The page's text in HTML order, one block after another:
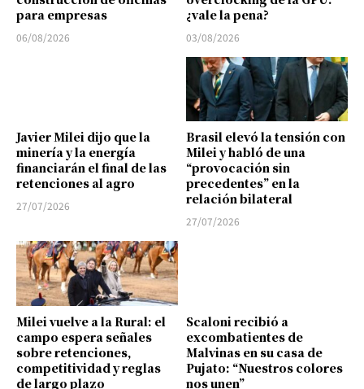
para empresas
06/08/2026
¿vale la pena?
03/08/2026
Javier Milei dijo que la
minería y la energía
financiarán el final de las
retenciones al agro
27/07/2026
Brasil elevó la tensión con
Milei y habló de una
“provocación sin
precedentes” en la
relación bilateral
27/07/2026
Milei vuelve a la Rural: el
campo espera señales
sobre retenciones,
competitividad y reglas
de largo plazo
Scaloni recibió a
excombatientes de
Malvinas en su casa de
Pujato: “Nuestros colores
nos unen”